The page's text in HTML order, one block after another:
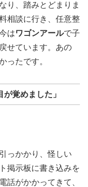
り、踏みとどまりま
相談に行き、任意整
はワゴンアールで子
せています。あの
ったです。
覚めました」
っかかり、怪しい
掲示板に書き込みを
話がかかってきて、